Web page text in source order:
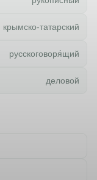
крымско-татарский
русскоговоря́щий
деловой